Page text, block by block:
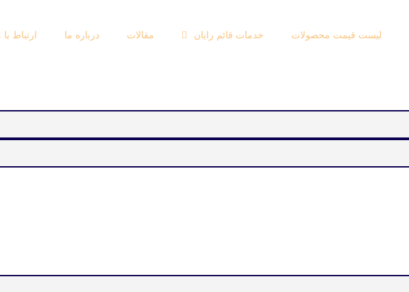
لیست قیمت محصولات خدمات قائم رایان مقالات درباره ما ارتباط با